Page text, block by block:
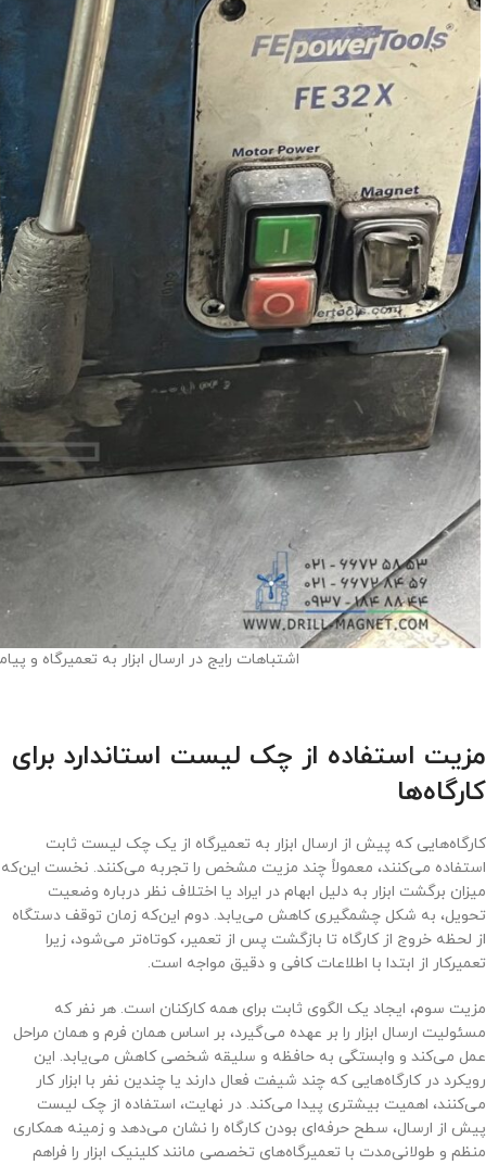
اشتباهات رایج در ارسال ابزار به تعمیرگاه و
مزیت استفاده از چک لیست استاندارد برای
کارگاه‌ها
کارگاه‌هایی که پیش از ارسال ابزار به تعمیرگاه از یک چک لیست ثابت
استفاده می‌کنند، معمولاً چند مزیت مشخص را تجربه می‌کنند. نخست این‌که
میزان برگشت ابزار به دلیل ابهام در ایراد یا اختلاف نظر درباره وضعیت
تحویل، به شکل چشمگیری کاهش می‌یابد. دوم این‌که زمان توقف دستگاه
از لحظه خروج از کارگاه تا بازگشت پس از تعمیر، کوتاه‌تر می‌شود، زیرا
تعمیرکار از ابتدا با اطلاعات کافی و دقیق مواجه است.
مزیت سوم، ایجاد یک الگوی ثابت برای همه کارکنان است. هر نفر که
مسئولیت ارسال ابزار را بر عهده می‌گیرد، بر اساس همان فرم و همان مراحل
عمل می‌کند و وابستگی به حافظه و سلیقه شخصی کاهش می‌یابد. این
رویکرد در کارگاه‌هایی که چند شیفت فعال دارند یا چندین نفر با ابزار کار
می‌کنند، اهمیت بیشتری پیدا می‌کند. در نهایت، استفاده از چک لیست
پیش از ارسال، سطح حرفه‌ای بودن کارگاه را نشان می‌دهد و زمینه همکاری
منظم و طولانی‌مدت با تعمیرگاه‌های تخصصی مانند کلینیک ابزار را فراهم